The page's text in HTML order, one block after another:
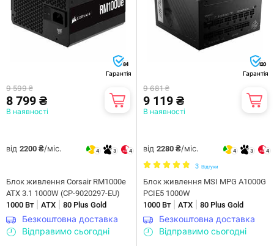
84
Гарантія
9 599 ₴
8 799 ₴
В наявності
від 2200 ₴/міс. 4 3 4
Блок живлення Corsair RM1000e
ATX 3.1 1000W (CP-9020297-EU)
1000 Вт| ATX 80 Plus Gold
Безкоштовна доставка
Відправимо сьогодні
120
Гарантія
9 681 ₴
9 119 ₴
В наявності
від 2280 ₴/міс. 4 3 4
3 Відгуки
Блок живлення MSI MPG A1000G
PCIE5 1000W
1000 Вт| ATX 80 Plus Gold
Безкоштовна доставка
Відправимо сьогодні